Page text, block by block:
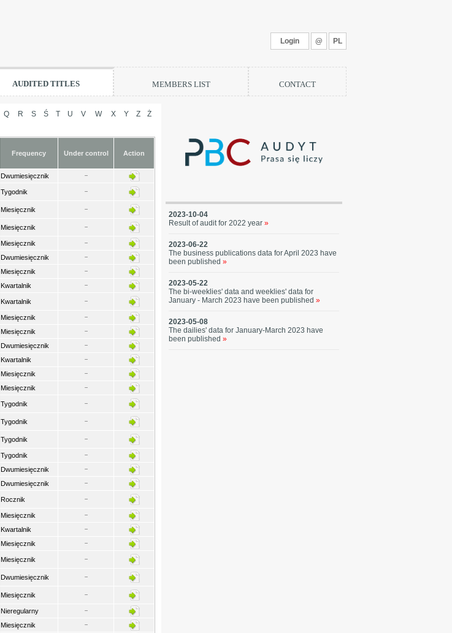
Login @ PL
AUDITED TITLES MEMBERS LIST CONTACT
Q R S Ś T U V W X Y Z Ż
Frequency Under control Action
Dwumiesięcznik
Tygodnik
Miesięcznik
Miesięcznik
Miesięcznik
Dwumiesięcznik
Miesięcznik
Kwartalnik
Kwartalnik
Miesięcznik
Miesięcznik
Dwumiesięcznik
Kwartalnik
Miesięcznik
Miesięcznik
Tygodnik
Tygodnik
Tygodnik
Tygodnik
Dwumiesięcznik
Dwumiesięcznik
Rocznik
Miesięcznik
Kwartalnik
Miesięcznik
Miesięcznik
Dwumiesięcznik
Miesięcznik
Nieregularny
Miesięcznik
2023-10-04
Result of audit for 2022 year »
2023-06-22
The business publications data for April 2023 have
been published »
2023-05-22
The bi-weeklies' data and weeklies' data for
January - March 2023 have been published »
2023-05-08
The dailies' data for January-March 2023 have
been published »